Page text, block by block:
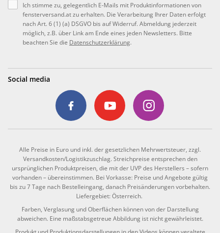
Ich stimme zu, gelegentlich E-Mails mit Produktinformationen von
fensterversand.at zu erhalten. Die Verarbeitung Ihrer Daten erfolgt
nach Art. 6 (1) (a) DSGVO bis auf Widerruf. Abmeldung jederzeit
möglich, z.B. über Link am Ende eines jeden Newsletters. Bitte
beachten Sie die Datenschutzerklärung.
Social media
Alle Preise in Euro und inkl. der gesetzlichen Mehrwertsteuer, zzgl.
Versandkosten/Logistikzuschlag. Streichpreise entsprechen den
ursprünglichen Produktpreisen, die mit der UVP des Herstellers – sofern
vorhanden – übereinstimmen. Bei Vorkasse: Preise und Angebote gültig
bis zu 7 Tage nach Bestelleingang, danach Preisänderungen vorbehalten.
Liefergebiet: Österreich.
Farben, Verglasung und Oberflächen können von der Darstellung
abweichen. Eine maßstabsgetreue Abbildung ist nicht gewährleistet.